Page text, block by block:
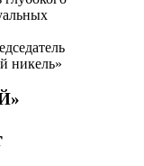
никель»